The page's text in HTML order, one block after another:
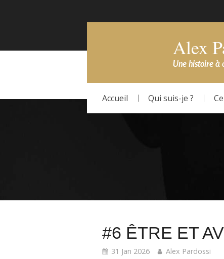
Alex
Une histoire à
Accueil Qui suis-je ?
#6 ÊTRE ET
31 Jan 2026 Alex Pardossi